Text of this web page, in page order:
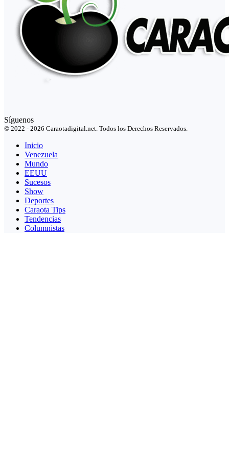
Síguenos
© 2022 - 2026 Caraotadigital.net. Todos los Derechos Reservados.
Inicio
Venezuela
Mundo
EEUU
Sucesos
Show
Deportes
Caraota Tips
Tendencias
Columnistas